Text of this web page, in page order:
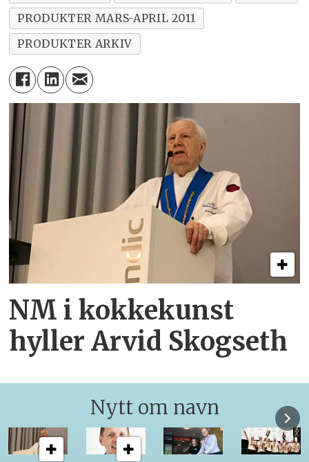
PRODUKTER MARS-APRIL 2011
PRODUKTER ARKIV
NM i kokkekunst
hyller Arvid Skogseth
Nytt om navn